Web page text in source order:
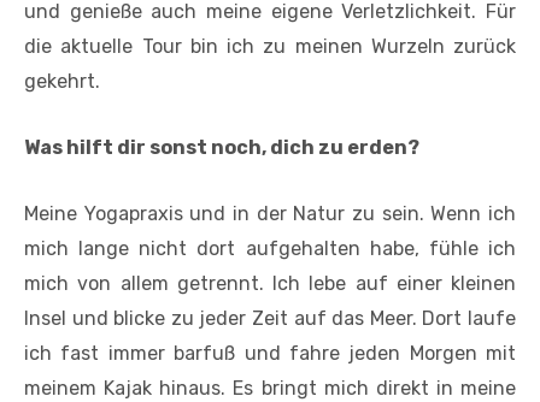
und genieße auch meine eigene Verletzlichkeit. Für
die aktuelle Tour bin ich zu meinen Wurzeln zurück
gekehrt.
Was hilft dir sonst noch, dich zu erden?
Meine Yogapraxis und in der Natur zu sein. Wenn ich
mich lange nicht dort aufgehalten habe, fühle ich
mich von allem getrennt. Ich lebe auf einer kleinen
Insel und blicke zu jeder Zeit auf das Meer. Dort laufe
ich fast immer barfuß und fahre jeden Morgen mit
meinem Kajak hinaus. Es bringt mich direkt in meine